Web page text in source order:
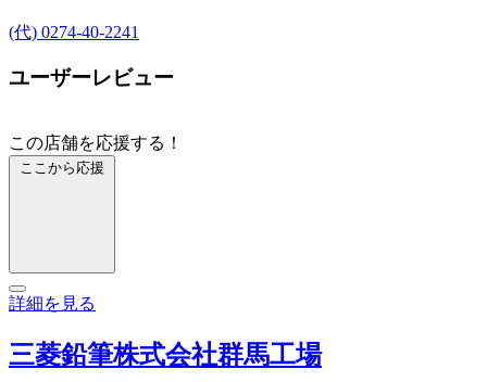
(代) 0274-40-2241
ユーザーレビュー
この店舗を応援する！
ここから応援
詳細を見る
三菱鉛筆株式会社群馬工場